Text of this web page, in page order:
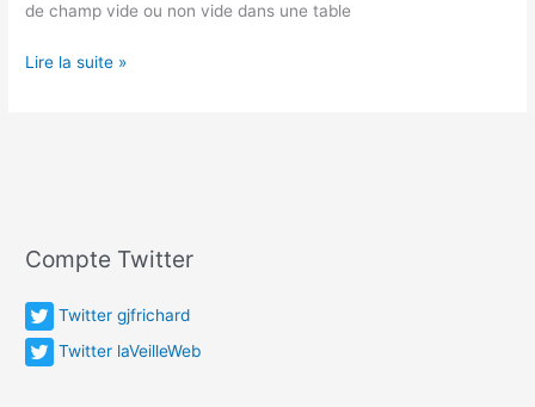
de champ vide ou non vide dans une table
SQL
Lire la suite »
Compte Twitter
Twitter gjfrichard
Twitter laVeilleWeb